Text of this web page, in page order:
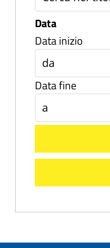
Data
Data inizio
Data fine